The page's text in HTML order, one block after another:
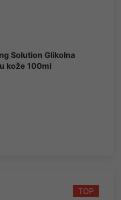
Solution Glikolna
kože 100ml
TOP